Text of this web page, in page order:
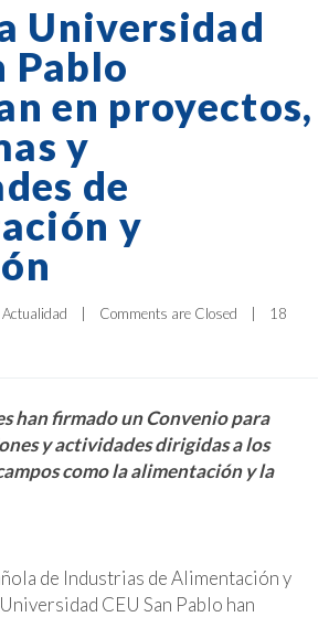
Universidad
Pablo
en proyectos,
y
de
y
Actualidad Comments are Closed
18
han firmado un Convenio para
y actividades dirigidas a los
como la alimentación y la
de Industrias de Alimentación y
CEU San Pablo han